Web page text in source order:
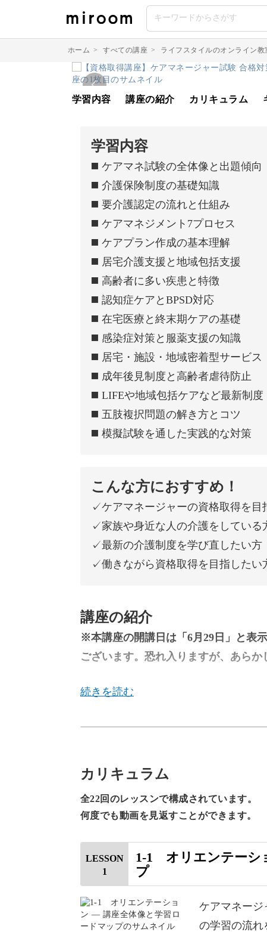
ホーム > すべての講座 > ライフスタイルのオンライン教
学習内容 講座の紹介 カリキュラム
学習内容
◼️ ケアマネ試験の全体像と出題傾向
◼️ 介護保険制度の基礎知識
◼️ 要介護認定の流れと仕組み
◼️ ケアマネジメント7プロセス
◼️ ケアプラン作成の基本理解
◼️ 居宅介護支援と地域包括支援
◼️ 高齢者に多い疾患と特徴
◼️ 認知症ケアとBPSD対応
◼️ 在宅医療と終末期ケアの基礎
◼️ 感染症対策と服薬支援の知識
◼️ 居宅・施設・地域密着型サービス
◼️ 成年後見制度と高齢者虐待防止
◼️ LIFEや地域包括ケアなど最新制度
◼️ 五肢複択問題の解き方とコツ
◼️ 模擬試験を通した実践的な対策
こんな方におすすめ！
✓ケアマネージャーの資格取得を目
✓家族や身近な人の介護をしている
✓最新の介護制度を学び直したい方
✓働きながら資格取得を目指したい
講座の紹介
※本講座の開講日は「6月29日」と表
ございます。恐れ入りますが、あらか
---
ケアマネ試験は専門的なイメージが
ありません。
はじめて受験する方も迷わず学習を
カリキュラム
全22回のレッスンで構成されています。
何度でも動画を見返すことができます。
LESSON
1
1-1 オリエンテーシ
プ
ケアマネージ
の学習の流れ